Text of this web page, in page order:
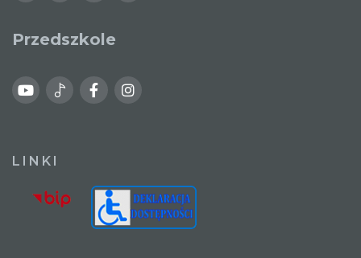
Przedszkole
LINKI